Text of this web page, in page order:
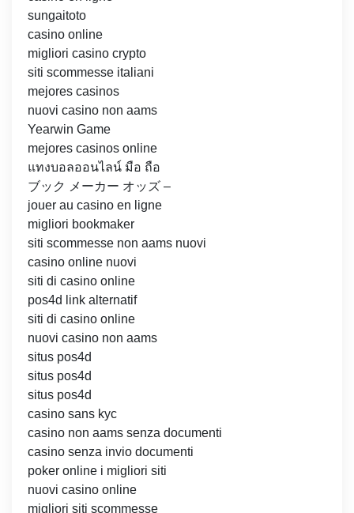
sungaitoto
casino online
migliori casino crypto
siti scommesse italiani
mejores casinos
nuovi casino non aams
Yearwin Game
mejores casinos online
แทงบอลออนไลน์ มือ ถือ
ブック メーカー オッズ –
jouer au casino en ligne
migliori bookmaker
siti scommesse non aams nuovi
casino online nuovi
siti di casino online
pos4d link alternatif
siti di casino online
nuovi casino non aams
situs pos4d
situs pos4d
situs pos4d
casino sans kyc
casino non aams senza documenti
casino senza invio documenti
poker online i migliori siti
nuovi casino online
migliori siti scommesse